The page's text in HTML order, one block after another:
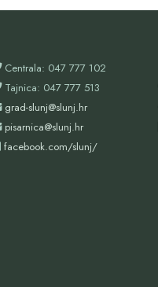
Centrala: 047 777 102
Tajnica: 047 777 513
grad-slunj@slunj.hr
pisarnica@slunj.hr
facebook.com/slunj/